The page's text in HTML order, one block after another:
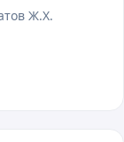
Ж.Х.